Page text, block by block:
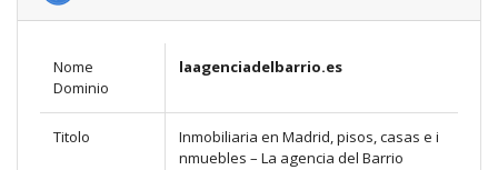
Nome
Dominio
laagenciadelbarrio.es
Titolo
Inmobiliaria en Madrid, pisos, casas e i
nmuebles – La agencia del Barrio